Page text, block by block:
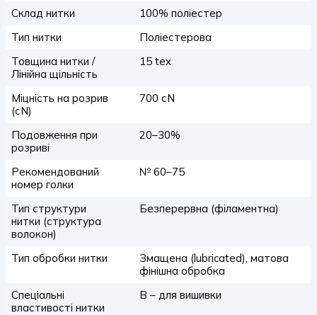
Склад нитки
100% поліестер
Тип нитки
Поліестерова
Товщина нитки /
Лінійна щільність
15 tex
Міцність на розрив
(сN)
700 сN
Подовження при
розриві
20–30%
Рекомендований
номер голки
№ 60–75
Тип структури
нитки (структура
волокон)
Безперервна (філаментна)
Тип обробки нитки
Змащена (lubricated), матова
фінішна обробка
Спеціальні
властивості нитки
B – для вишивки